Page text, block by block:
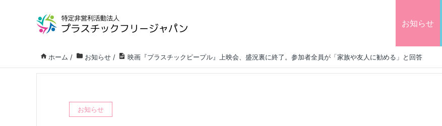
お知らせ
ホーム / お知らせ / 映画『プラスチックピープル』上映会、盛況裏に終了。参加者全員が「家族や友人に勧める」と回答
お知らせ